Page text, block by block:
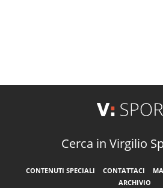
Cerca in Virgilio
CONTENUTI SPECIALI CONTATTACI
ARCHIVIO